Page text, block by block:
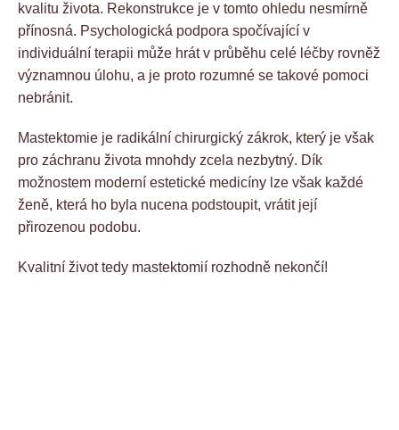
kvalitu života. Rekonstrukce je v tomto ohledu nesmírně
přínosná. Psychologická podpora spočívající v
individuální terapii může hrát v průběhu celé léčby rovněž
významnou úlohu, a je proto rozumné se takové pomoci
nebránit.
Mastektomie je radikální chirurgický zákrok, který je však
pro záchranu života mnohdy zcela nezbytný. Dík
možnostem moderní estetické medicíny lze však každé
ženě, která ho byla nucena podstoupit, vrátit její
přirozenou podobu.
Kvalitní život tedy mastektomií rozhodně nekončí!